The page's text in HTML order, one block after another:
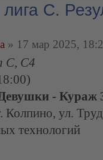
С.
» 17 мар 2025,
С, С4
- Кураж
Колпино, ул.
технологий